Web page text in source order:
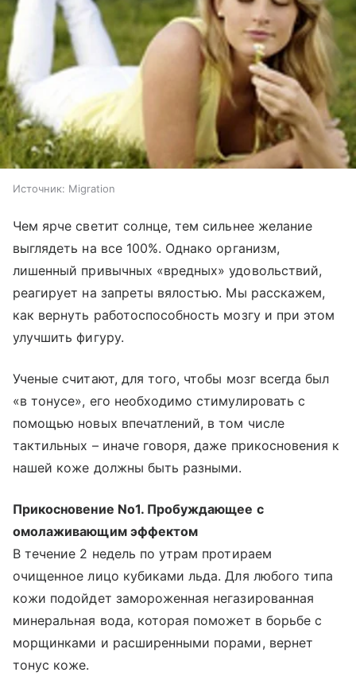
Источник: Migration
Чем ярче светит солнце, тем сильнее желание
выглядеть на все 100%. Однако организм,
лишенный привычных «вредных» удовольствий,
реагирует на запреты вялостью. Мы расскажем,
как вернуть работоспособность мозгу и при этом
улучшить фигуру.
Ученые считают, для того, чтобы мозг всегда был
«в тонусе», его необходимо стимулировать с
помощью новых впечатлений, в том числе
тактильных – иначе говоря, даже прикосновения к
нашей коже должны быть разными.
Прикосновение No1. Пробуждающее с
омолаживающим эффектом
В течение 2 недель по утрам протираем
очищенное лицо кубиками льда. Для любого типа
кожи подойдет замороженная негазированная
минеральная вода, которая поможет в борьбе с
морщинками и расширенными порами, вернет
тонус коже.